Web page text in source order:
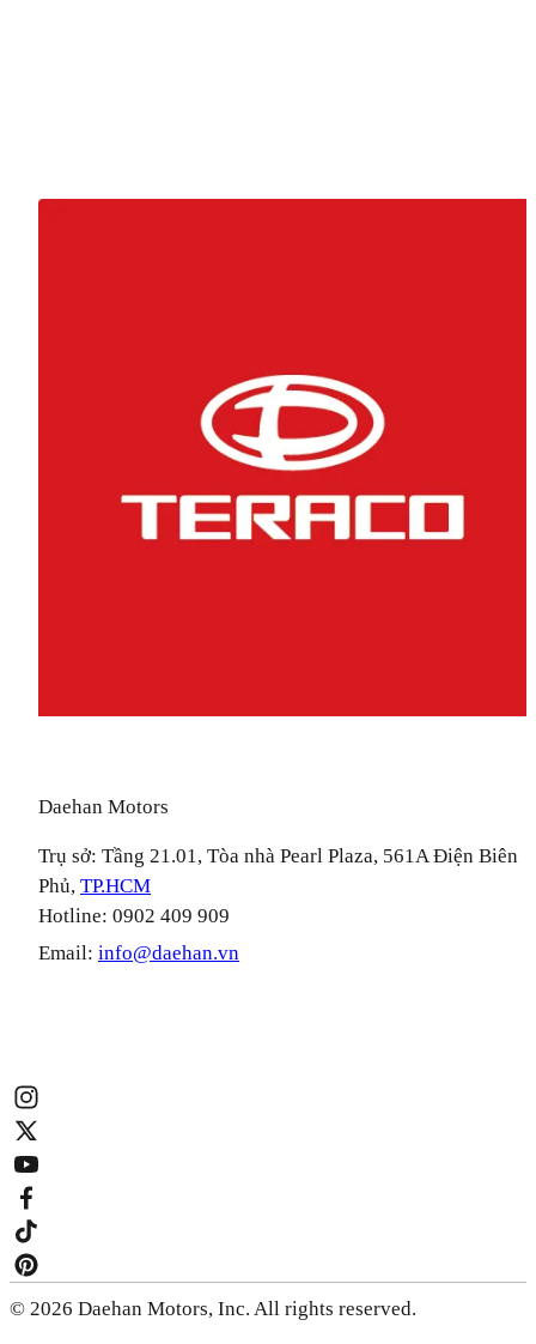
Daehan Motors
Trụ sở: Tầng 21.01, Tòa nhà Pearl Plaza, 561A Điện Biên
Phủ, TP.HCM
Hotline: 0902 409 909
Email: info@daehan.vn
© 2026 Daehan Motors, Inc. All rights reserved.